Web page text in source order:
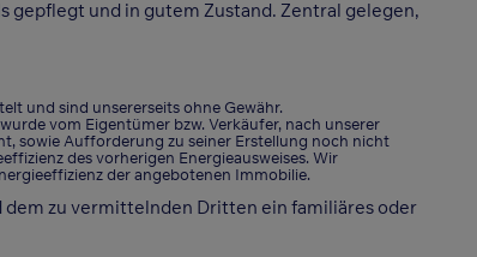
gepflegt und in gutem Zustand. Zentral gelegen,
und sind unsererseits ohne Gewähr.
vom Eigentümer bzw. Verkäufer, nach unserer
sowie Aufforderung zu seiner Erstellung noch nicht
des vorherigen Energieausweises. Wir
der angebotenen Immobilie.
dem zu vermittelnden Dritten ein familiäres oder